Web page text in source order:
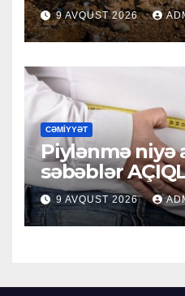
9 AVQUST 2026
CƏMIYYƏT
Piylənmə niyə
səbəblər
9 AVQUST 2026